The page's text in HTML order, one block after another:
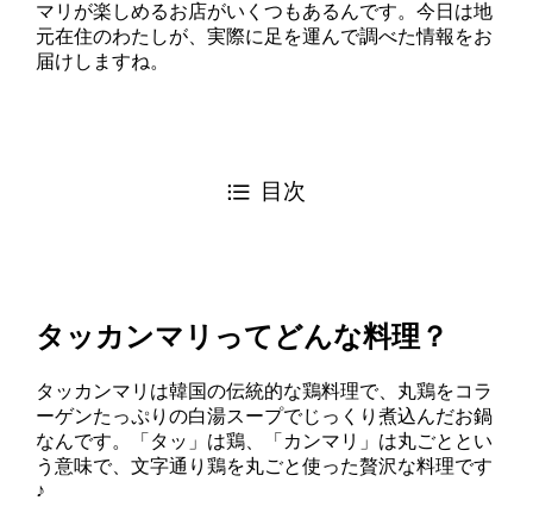
マリが楽しめるお店がいくつもあるんです。今日は地
元在住のわたしが、実際に足を運んで調べた情報をお
届けしますね。
目次
タッカンマリってどんな料理？
タッカンマリは韓国の伝統的な鶏料理で、丸鶏をコラ
ーゲンたっぷりの白湯スープでじっくり煮込んだお鍋
なんです。「タッ」は鶏、「カンマリ」は丸ごととい
う意味で、文字通り鶏を丸ごと使った贅沢な料理です
♪